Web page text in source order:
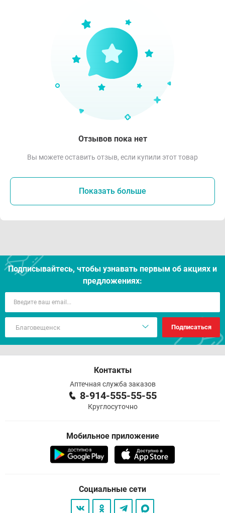
Отзывов пока нет
Вы можете оставить отзыв, если купили этот товар
Показать больше
Подписывайтесь, чтобы узнавать первым об акцияx и
предложениях:
Подписаться
Контакты
Аптечная служба заказов
8-914-555-55-55
Круглосуточно
Мобильное приложение
Социальные сети